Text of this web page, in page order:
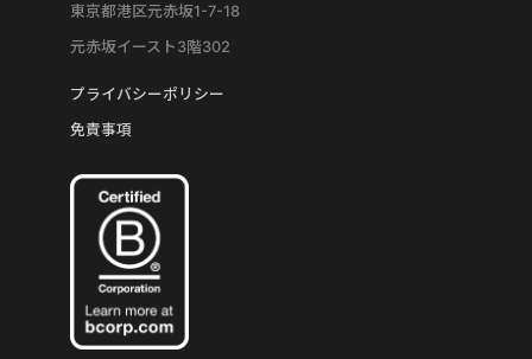
東京都港区元赤坂1-7-18
元赤坂イースト3階302
プライバシーポリシー
免責事項